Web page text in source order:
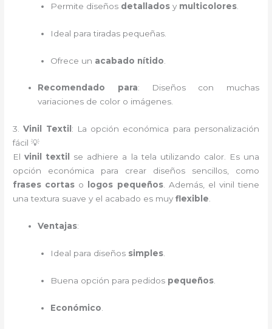
Permite diseños detalladosy multicolores.
Ideal para tiradas pequeñas.
Ofrece un acabado nítido
Recomendado para: Diseños con muchas
variaciones de color o imágenes.
3.Vinil Textil : La opción económica para personalización
fácil 💡
Elvinil textil
se adhiere a la tela utilizando calor. Es una
opción económica para crear diseños sencillos, como
frases cortas o logos pequeños. Además, el vinil tiene
una textura suave y el acabado es muyflexible.
Ventajas:
Ideal para diseños simples.
Buena opción para pedidos pequeños.
Económico